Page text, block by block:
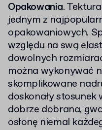
Opakowania.
jednym z
opakowaniowych.
względu na swą
dowolnych
można wykonywać
skomplikowane
doskonały stosunek
dobrze dobrana,
osłonę niemal